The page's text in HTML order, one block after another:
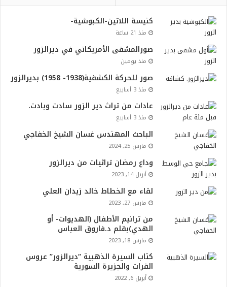
كنيسة اللاتين-الكبوشية-
منذ 21 ساعة
صورالمشفى الأمريكاني في ديرالزور
منذ يومين
صور للحركة الكشفية(1938- 1958) بديرالزور
منذ 3 أسابيع
عادات من تراث دير الزور سادت وبادت.
منذ 3 أسابيع
الباحث المهندس غسان الشيخ الخفاجي
مارس 25, 2024
وداع رمضان تراثيات من ديرالزور
أبريل 14, 2023
لقاء مع الخطاط خالد زيدان العلي
مارس 27, 2023
من ترانيم الأطفال (الهديوات- أو
الهدي)بقلم د.فاروق العباس
مارس 18, 2023
كتاب السيرة الذهبية “ديرالزور” عروس
الفرات والجزيرة السورية
أبريل 6, 2022